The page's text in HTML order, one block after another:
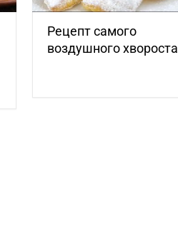
Рецепт самого
воздушного хвороста